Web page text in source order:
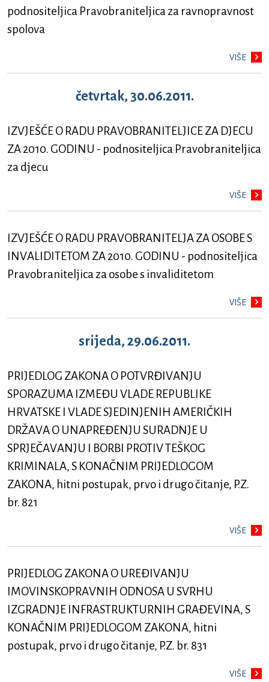
podnositeljica Pravobraniteljica za ravnopravnost
spolova
VIŠE
četvrtak, 30.06.2011.
IZVJEŠĆE O RADU PRAVOBRANITELJICE ZA DJECU
ZA 2010. GODINU - podnositeljica Pravobraniteljica
za djecu
VIŠE
IZVJEŠĆE O RADU PRAVOBRANITELJA ZA OSOBE S
INVALIDITETOM ZA 2010. GODINU - podnositeljica
Pravobraniteljica za osobe s invaliditetom
VIŠE
srijeda, 29.06.2011.
PRIJEDLOG ZAKONA O POTVRĐIVANJU
SPORAZUMA IZMEĐU VLADE REPUBLIKE
HRVATSKE I VLADE SJEDINJENIH AMERIČKIH
DRŽAVA O UNAPREĐENJU SURADNJE U
SPRJEČAVANJU I BORBI PROTIV TEŠKOG
KRIMINALA, S KONAČNIM PRIJEDLOGOM
ZAKONA, hitni postupak, prvo i drugo čitanje, P.Z.
br. 821
VIŠE
PRIJEDLOG ZAKONA O UREĐIVANJU
IMOVINSKOPRAVNIH ODNOSA U SVRHU
IZGRADNJE INFRASTRUKTURNIH GRAĐEVINA, S
KONAČNIM PRIJEDLOGOM ZAKONA, hitni
postupak, prvo i drugo čitanje, P.Z. br. 831
VIŠE